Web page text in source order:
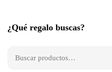
¿Qué regalo buscas?